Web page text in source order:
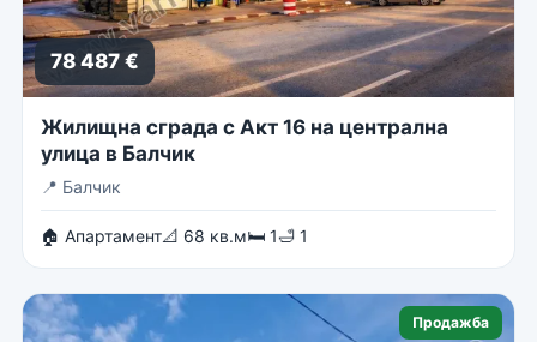
78 487 €
Жилищна сграда с Акт 16 на централна
улица в Балчик
📍 Балчик
🏠 Апартамент📐 68 кв.м🛏 1🛁 1
Продажба